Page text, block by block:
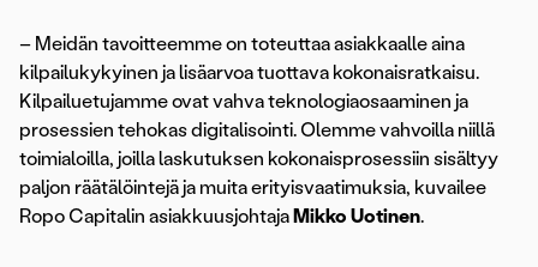
– Meidän tavoitteemme on toteuttaa asiakkaalle aina
kilpailukykyinen ja lisäarvoa tuottava kokonaisratkaisu.
Kilpailuetujamme ovat vahva teknologiaosaaminen ja
prosessien tehokas digitalisointi. Olemme vahvoilla niillä
toimialoilla, joilla laskutuksen kokonaisprosessiin sisältyy
paljon räätälöintejä ja muita erityisvaatimuksia, kuvailee
Ropo Capitalin asiakkuusjohtaja Mikko Uotinen.